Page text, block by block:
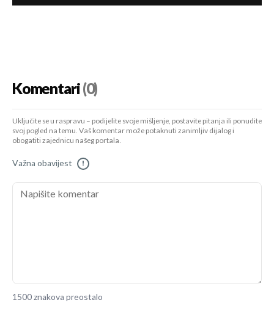
Komentari(0)
Uključite se u raspravu – podijelite svoje mišljenje, postavite pitanja ili ponudite
svoj pogled na temu. Vaš komentar može potaknuti zanimljiv dijalog i
obogatiti zajednicu našeg portala.
Važna obavijest !
1500 znakova preostalo